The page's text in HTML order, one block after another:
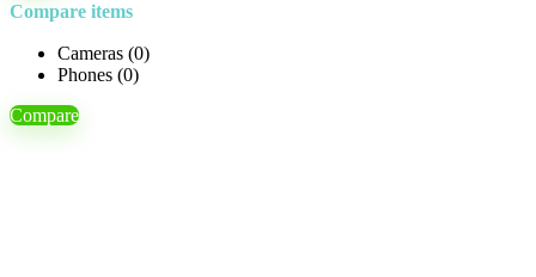
Compare items
Cameras (0)
Phones (0)
Compare